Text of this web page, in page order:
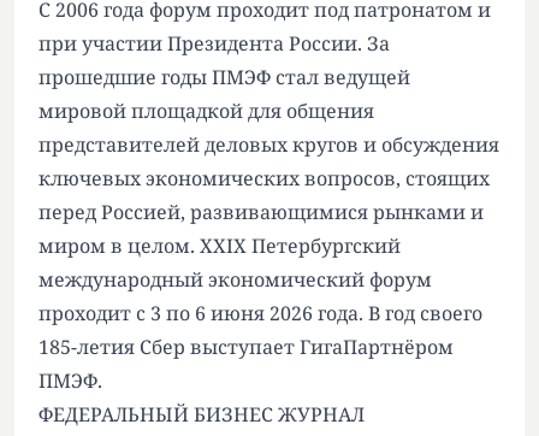
С 2006 года форум проходит под патронатом и
при участии Президента России. За
прошедшие годы ПМЭФ стал ведущей
мировой площадкой для общения
представителей деловых кругов и обсуждения
ключевых экономических вопросов, стоящих
перед Россией, развивающимися рынками и
миром в целом. XXIX Петербургский
международный экономический форум
проходит с 3 по 6 июня 2026 года. В год своего
185-летия Сбер выступает ГигаПартнёром
ПМЭФ.
ФЕДЕРАЛЬНЫЙ БИЗНЕС ЖУРНАЛ